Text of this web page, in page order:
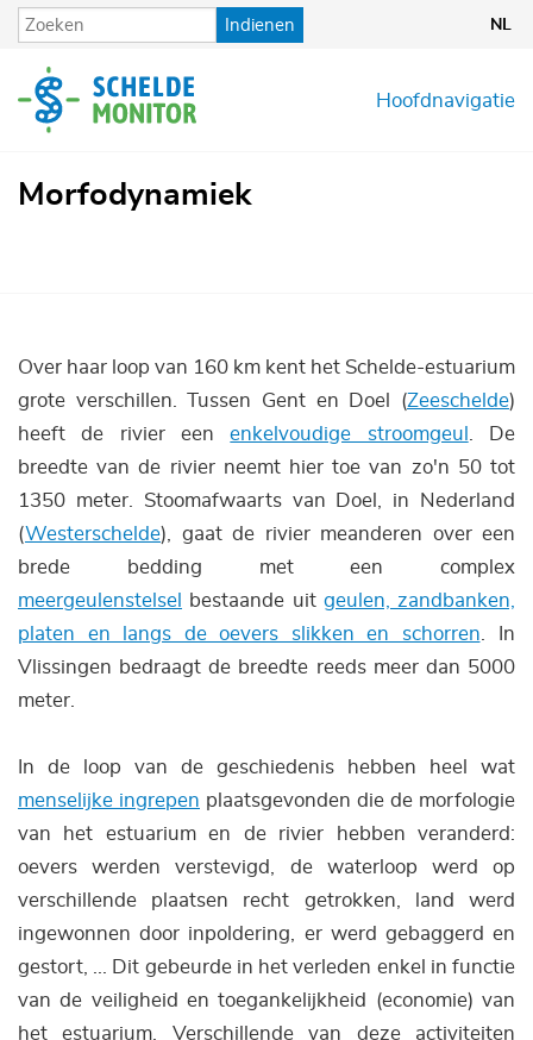
Overslaan
en
de
inhoud
Indienen NL
Hoofdnavigatie
Morfodynamiek
Over haar loop van 160 km kent het Schelde-estuarium
grote verschillen. Tussen Gent en Doel (Zeeschelde)
heeft de rivier eenenkelvoudige stroomgeul
. De
breedte van de rivier neemt hier toe van zo'n 50 tot
1350 meter. Stoomafwaarts van Doel, in Nederland
(Westerschelde), gaat de rivier meanderen over een
brede bedding met een complex
meergeulenstelsel
bestaande uit geulen, zandbanken,
platen en langs de oevers slikken en schorren
In
Vlissingen bedraagt de breedte reeds meer dan 5000
meter.
In de loop van de geschiedenis hebben heel wat
menselijke ingrepen plaatsgevonden die de morfologie
van het estuarium en de rivier hebben veranderd:
oevers werden verstevigd, de waterloop werd op
verschillende plaatsen recht getrokken, land werd
ingewonnen door inpoldering, er werd gebaggerd en
gestort, ... Dit gebeurde in het verleden enkel in functie
van de veiligheid en toegankelijkheid (economie) van
het estuarium. Verschillende van deze activiteiten